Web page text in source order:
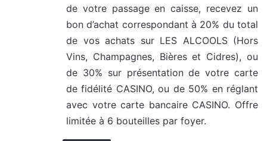
de votre passage en caisse, recevez un
bon d’achat correspondant à 20% du total
de vos achats sur LES ALCOOLS (Hors
Vins, Champagnes, Bières et Cidres), ou
de 30% sur présentation de votre carte
de fidélité CASINO, ou de 50% en réglant
avec votre carte bancaire CASINO. Offre
limitée à 6 bouteilles par foyer.